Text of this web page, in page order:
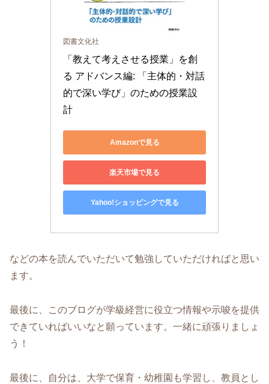
図書文化社
「教えて考えさせる授業」を創
る アドバンス編: 「主体的・対話
的で深い学び」のための授業設
計
Amazonで見る
楽天市場で見る
Yahoo!ショッピングで見る
などの本を読んでいただいて勉強していただければと思い
ます。
最後に、このブログが学級経営に役立つ情報や示唆を提供
できていればいいなと願っています。一緒に頑張りましょ
う！
最後に、自分は、大学で保育・幼稚園も学習し、教員とし